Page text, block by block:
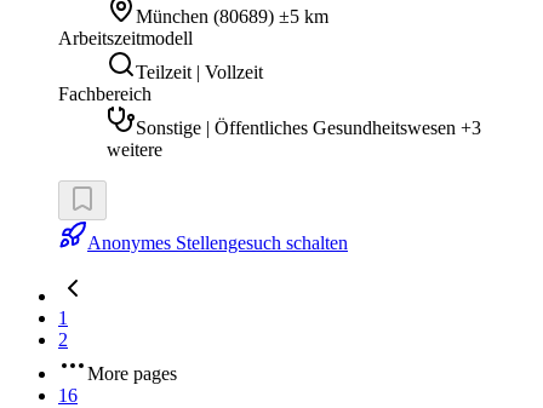
München (80689) ±5 km
Arbeitszeitmodell
Teilzeit | Vollzeit
Fachbereich
Sonstige | Öffentliches Gesundheitswesen +3
weitere
Anonymes Stellengesuch schalten
1
2
More pages
16